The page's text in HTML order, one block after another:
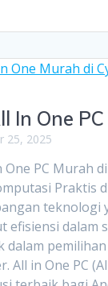
In One
25, 2025
One PC Murah
Praktis
teknologi
efisiensi dalam
dalam
All in One PC